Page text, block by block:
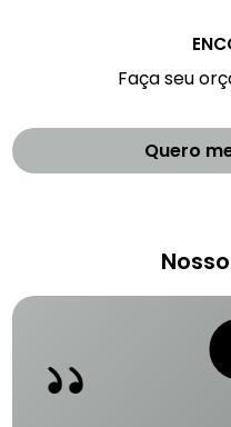
Faça seu
Quero